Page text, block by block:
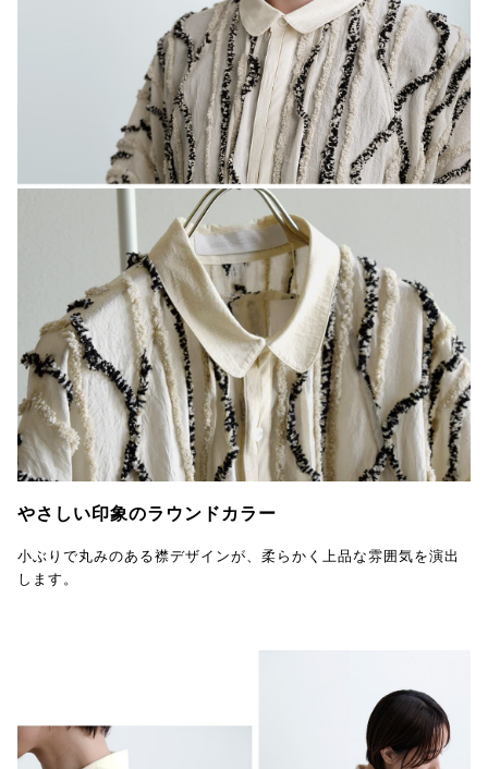
やさしい印象のラウンドカラー
小ぶりで丸みのある襟デザインが、柔らかく上品な雰囲気を演出
します。